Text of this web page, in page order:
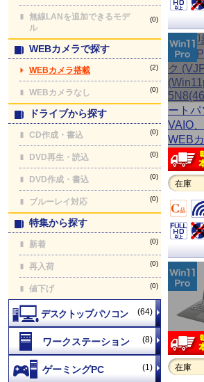
無線LANを追加できるモデ
ル
(0)
WEBカメラで探す
WEBカメラ搭載 (2)
WEBカメラなし (0)
ドライブから探す
CD作成・書込 (0)
DVD再生・読込 (0)
DVD作成・書込 (0)
ブルーレイ対応 (0)
特集から探す
新着 (0)
再入荷 (0)
値下げ (0)
(64)
(8)
(1)
在庫
在庫